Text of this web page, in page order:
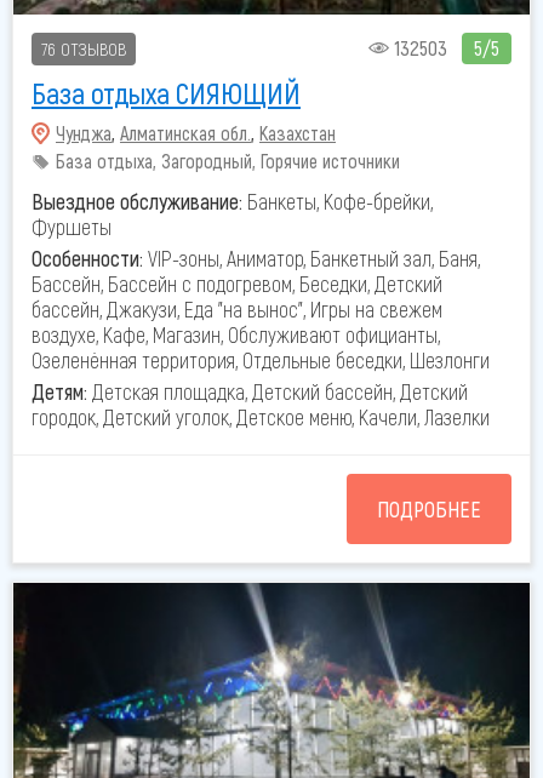
76 ОТЗЫВОВ 132503 5/5
База отдыха СИЯЮЩИЙ
Чунджа Алматинская обл. Казахстан
База отдыха, Загородный, Горячие источники
Выездное обслуживание: Банкеты, Кофе-брейки,
Фуршеты
Особенности: VIP-зоны, Аниматор, Банкетный зал, Баня,
Бассейн, Бассейн с подогревом, Беседки, Детский
бассейн, Джакузи, Еда "на вынос", Игры на свежем
воздухе, Кафе, Магазин, Обслуживают официанты,
Озеленённая территория, Отдельные беседки, Шезлонги
Детям: Детская площадка, Детский бассейн, Детский
городок, Детский уголок, Детское меню, Качели, Лазелки
ПОДРОБНЕЕ